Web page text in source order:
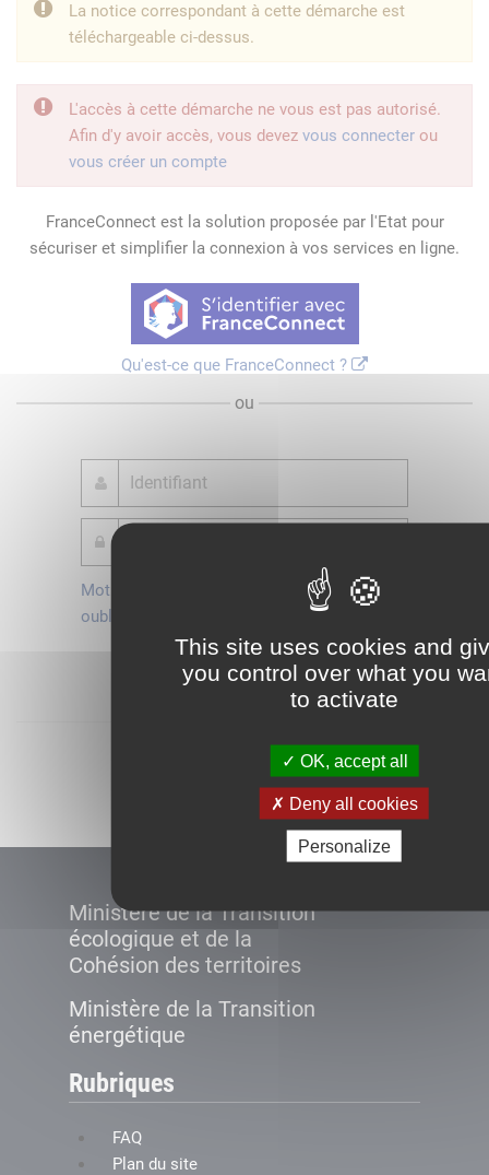
This site uses cookies and
you control over what you
to activate
OK, accept all
Deny all cookies
Personalize
La notice correspondant à cette démarche est
téléchargeable ci-dessus.
L'accès à cette démarche ne vous est pas autorisé.
Afin d'y avoir accès, vous devez vous connecter ou
vous créer un compte
FranceConnect est la solution proposée par l'Etat pour
sécuriser et simplifier la connexion à vos services en ligne.
Qu'est-ce que FranceConnect ?
ou
Mot de passe
oublié ?
Je crée mon
compte
Connexion
Ministère de la Transition
écologique et de la
Cohésion des territoires
Ministère de la Transition
énergétique
Rubriques
FAQ
Plan du site